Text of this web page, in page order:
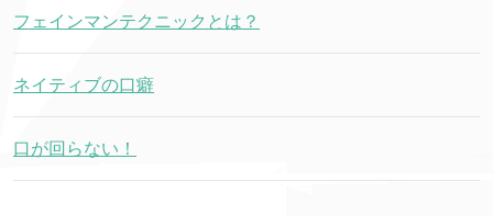
フェインマンテクニックとは？
ネイティブの口癖
口が回らない！